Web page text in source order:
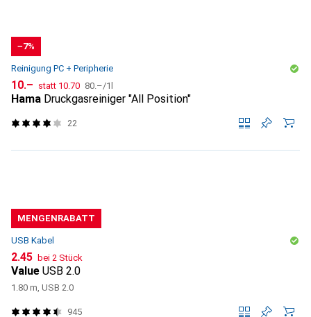
−7%
Reinigung PC + Peripherie
CHF
10.– statt CHF
10.70 CHF
80.–/1l
Hama Druckgasreiniger "All Position"
22
MENGENRABATT
USB Kabel
CHF
2.45 bei 2 Stück
Value USB 2.0
1.80 m, USB 2.0
945